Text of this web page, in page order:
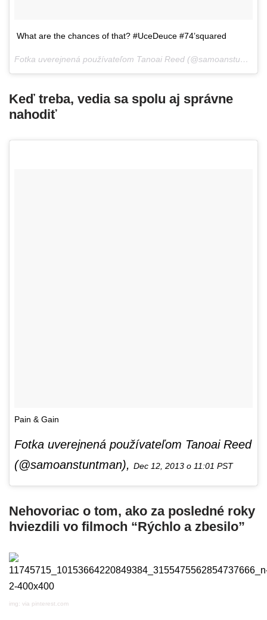
What are the chances of that? #UceDeuce #74’squared
Fotka uverejnená používateľom Tanoai Reed (@samoanstuntman),
Keď treba, vedia sa spolu aj správne
nahodiť
Pain & Gain
Fotka uverejnená používateľom Tanoai Reed
(@samoanstuntman), Dec 12, 2013 o 11:01 PST
Nehovoriac o tom, ako za posledné roky
hviezdili vo filmoch “Rýchlo a zbesilo”
img: via pinterest.com